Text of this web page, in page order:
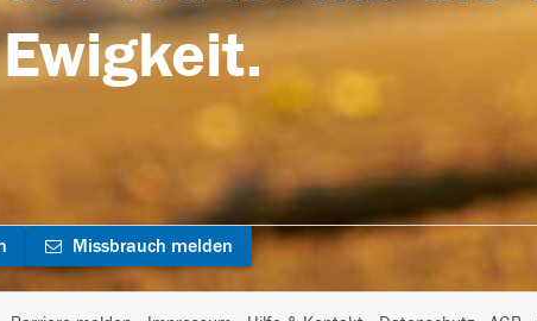
Ewigkeit.
Missbrauch melden